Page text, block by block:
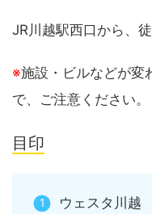
JR川越駅西口から、
※施設・ビルなどが変
で、ご注意ください。
目印
ウェスタ川越